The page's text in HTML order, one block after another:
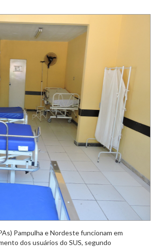
Pampulha e Nordeste funcionam em
dos usuários do SUS, segundo